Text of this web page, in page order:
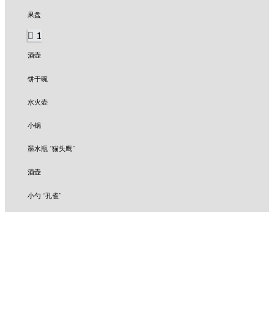
果盘
1
酒壶
饼干碗
水火壶
小锅
墨水瓶 “猫头鹰”
酒壶
小勺 “孔雀”